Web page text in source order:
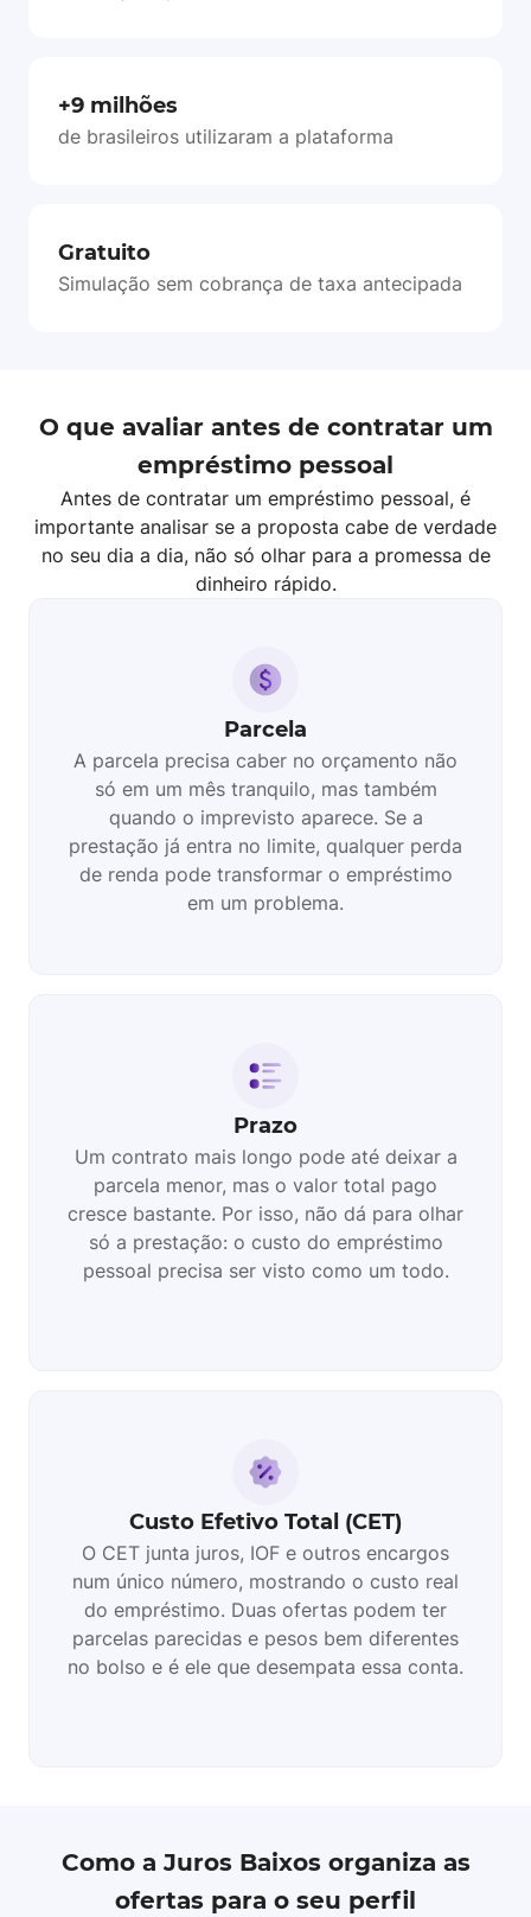
+9 milhões
de brasileiros utilizaram a plataforma
Gratuito
Simulação sem cobrança de taxa antecipada
O que avaliar antes de contratar um
empréstimo pessoal
Antes de contratar um empréstimo pessoal, é
importante analisar se a proposta cabe de verdade
no seu dia a dia, não só olhar para a promessa de
dinheiro rápido.
Parcela
A parcela precisa caber no orçamento não
só em um mês tranquilo, mas também
quando o imprevisto aparece. Se a
prestação já entra no limite, qualquer perda
de renda pode transformar o empréstimo
em um problema.
Prazo
Um contrato mais longo pode até deixar a
parcela menor, mas o valor total pago
cresce bastante. Por isso, não dá para olhar
só a prestação: o custo do empréstimo
pessoal precisa ser visto como um todo.
Custo Efetivo Total (CET)
O CET junta juros, IOF e outros encargos
num único número, mostrando o custo real
do empréstimo. Duas ofertas podem ter
parcelas parecidas e pesos bem diferentes
no bolso e é ele que desempata essa conta.
Como a Juros Baixos organiza as
ofertas para o seu perfil